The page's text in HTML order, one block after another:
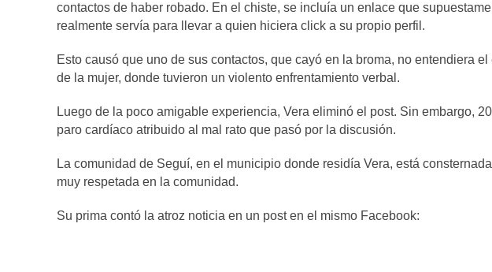
contactos de haber robado. En el chiste, se incluía un enlace que
realmente servía para llevar a quien hiciera click a su propio perfil.
Esto causó que uno de sus contactos, que cayó en la broma, no entendiera
de la mujer, donde tuvieron un violento enfrentamiento verbal.
Luego de la poco amigable experiencia, Vera eliminó el post. Sin embargo,
paro cardíaco atribuido al mal rato que pasó por la discusión.
La comunidad de Seguí, en el municipio donde residía Vera, está
muy respetada en la comunidad.
Su prima contó la atroz noticia en un post en el mismo Facebook: